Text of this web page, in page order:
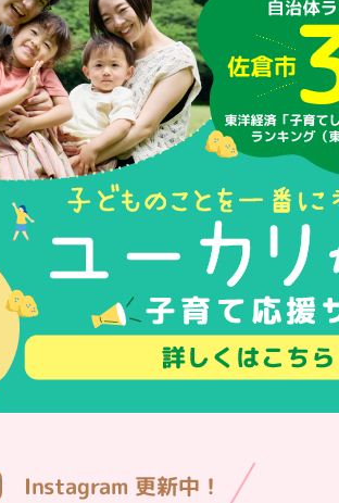
Instagram 更新中！